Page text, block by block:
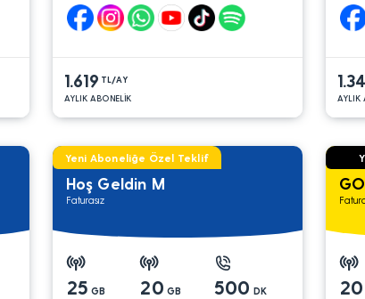
1.619 TL/AY
AYLIK ABONELİK
AYLIK
Yeni Aboneliğe Özel Teklif
Hoş Geldin M
Faturasız
25 GB 20 GB 500 DK 20